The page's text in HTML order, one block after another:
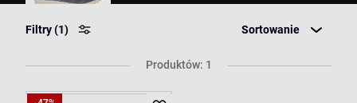
Filtry(1) Sortowanie
Produktów: 1